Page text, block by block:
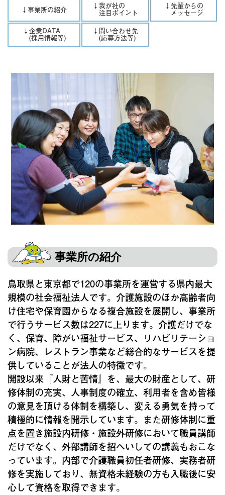
↓事業所の紹介 ↓我が社の
注目ポイント
↓先輩からの
メッセージ
↓企業DATA
(採用情報等)
↓問い合わせ先
(応募方法等)
事業所の紹介
鳥取県と東京都で120の事業所を運営する県内最大
規模の社会福祉法人です。介護施設のほか高齢者向
け住宅や保育園からなる複合施設を展開し、事業所
で行うサービス数は227に上ります。介護だけでな
く、保育、障がい福祉サービス、リハビリテーショ
ン病院、レストラン事業など総合的なサービスを提
供していることが法人の特徴です。
開設以来『人財と苦情』を、最大の財産として、研
修体制の充実、人事制度の確立、利用者を含め皆様
の意見を頂ける体制を構築し、変える勇気を持って
積極的に情報を開示しています。また研修体制に重
点を置き施設内研修・施設外研修において職員講師
だけでなく、外部講師を招へいしての講義もおこな
っています。内部で介護職員初任者研修、実務者研
修を実施しており、無資格未経験の方も入職後に安
心して資格を取得できます。